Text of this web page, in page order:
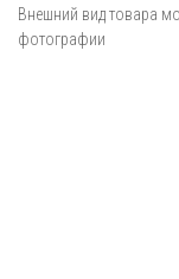
Внешний вид товара
фотографии